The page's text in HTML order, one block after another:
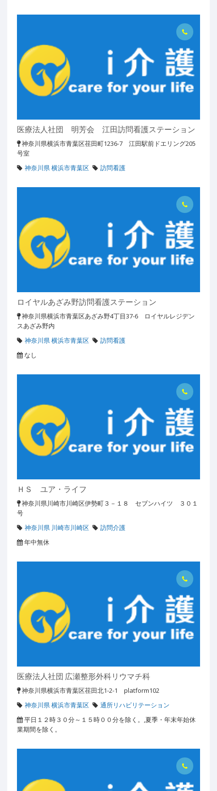
医療法人社団 明芳会 江田訪問看護ステーション
神奈川県横浜市青葉区荏田町1236-7 江田駅前ドエリング205
号室
神奈川県 横浜市青葉区
訪問看護
ロイヤルあざみ野訪問看護ステーション
神奈川県横浜市青葉区あざみ野4丁目37-6 ロイヤルレジデン
スあざみ野内
神奈川県 横浜市青葉区
訪問看護
なし
ＨＳ ユア・ライフ
神奈川県川崎市川崎区伊勢町３－１８ セブンハイツ ３０１
号
神奈川県 川崎市川崎区
訪問介護
年中無休
医療法人社団 広瀬整形外科リウマチ科
神奈川県横浜市青葉区荏田北1-2-1 platform102
神奈川県 横浜市青葉区
通所リハビリテーション
平日１２時３０分～１５時００分を除く。,夏季・年末年始休
業期間を除く。